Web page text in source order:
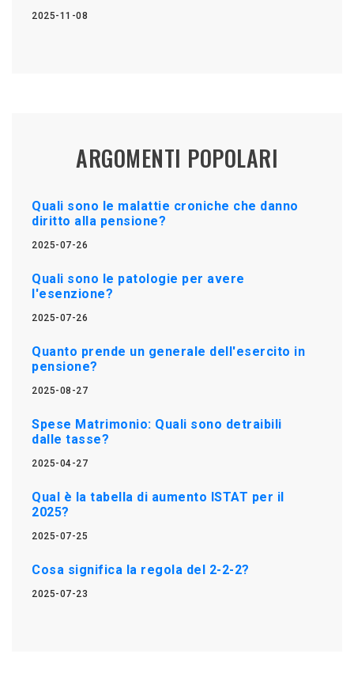
2025-11-08
ARGOMENTI POPOLARI
Quali sono le malattie croniche che danno
diritto alla pensione?
2025-07-26
Quali sono le patologie per avere
l'esenzione?
2025-07-26
Quanto prende un generale dell'esercito in
pensione?
2025-08-27
Spese Matrimonio: Quali sono detraibili
dalle tasse?
2025-04-27
Qual è la tabella di aumento ISTAT per il
2025?
2025-07-25
Cosa significa la regola del 2-2-2?
2025-07-23